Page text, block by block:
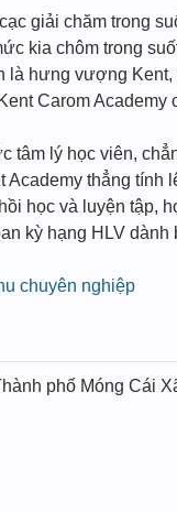
giải chăm trong
kia chôm trong
hưng vượng
Carom
tâm lý học viên,
thẳng tính
học và luyện tập,
kỳ hạng HLV dành
chuyên nghiệp
phố Móng Cái